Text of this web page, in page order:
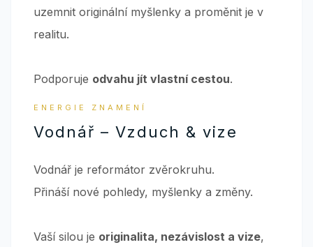
uzemnit originální myšlenky a proměnit je v
realitu.
Podporuje odvahu jít vlastní cestou.
ENERGIE ZNAMENÍ
Vodnář – Vzduch & vize
Vodnář je reformátor zvěrokruhu.
Přináší nové pohledy, myšlenky a změny.
Vaší silou je originalita, nezávislost a vize,